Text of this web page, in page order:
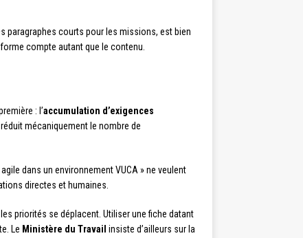
paragraphes courts pour les missions, est bien
compte autant que le contenu.
: l’accumulation d’exigences
mécaniquement le nombre de
dans un environnement VUCA » ne veulent
directes et humaines.
priorités se déplacent. Utiliser une fiche datant
Le Ministère du Travail insiste d’ailleurs sur la